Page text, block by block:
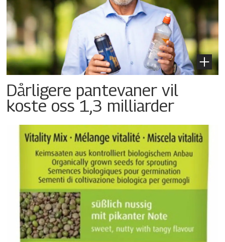
Dårligere pantevaner vil
koste oss 1,3 milliarder